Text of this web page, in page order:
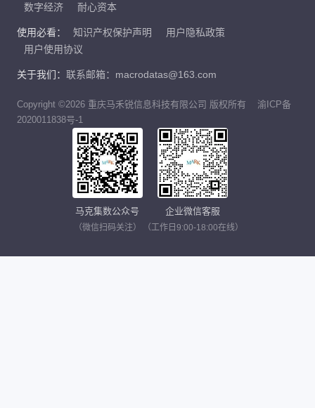
数字经济
耐心资本
使用必看： 知识产权保护声明
用户隐私政策
用户使用协议
关于我们： 联系邮箱：macrodatas@163.com
Copyright ©2026 重庆马禾锐信息科技有限公司 版权所有
渝ICP备
2020011838号-1
马克集数公众号
（微信扫码关注）
企业微信客服
（工作日9:00-18:00在线）